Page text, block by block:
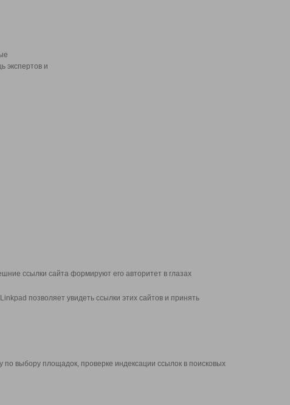
экспертов и
ссылки сайта формируют его авторитет в глазах
позволяет увидеть ссылки этих сайтов и принять
выбору площадок, проверке индексации ссылок в поисковых